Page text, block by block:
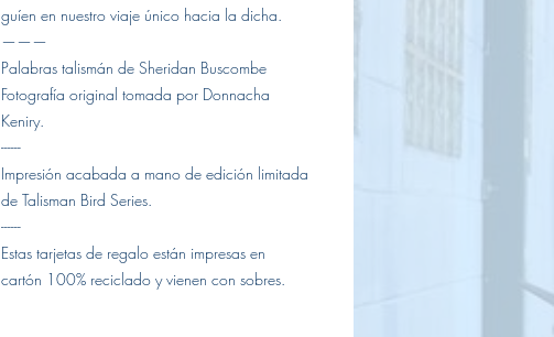
guíen en nuestro viaje único hacia la dicha.
———
Palabras talismán de Sheridan Buscombe
Fotografía original tomada por Donnacha
Keniry.
------
Impresión acabada a mano de edición limitada
de Talisman Bird Series.
------
Estas tarjetas de regalo están impresas en
cartón 100% reciclado y vienen con sobres.